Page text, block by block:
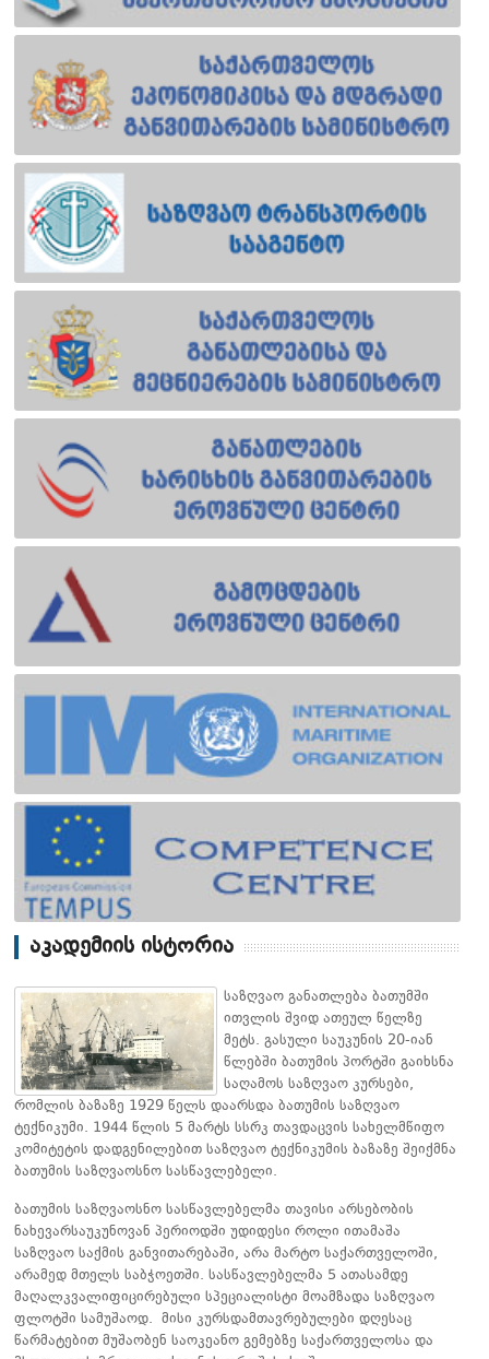
აკადემიის ისტორია
საზღვაო განათლება ბათუმში
ითვლის შვიდ ათეულ წელზე
მეტს. გასული საუკუნის 20-იან
წლებში ბათუმის პორტში გაიხსნა
საღამოს საზღვაო კურსები,
რომლის ბაზაზე 1929 წელს დაარსდა ბათუმის საზღვაო
ტექნიკუმი. 1944 წლის 5 მარტს სსრკ თავდაცვის სახელმწიფო
კომიტეტის დადგენილებით საზღვაო ტექნიკუმის ბაზაზე შეიქმნა
ბათუმის საზღვაოსნო სასწავლებელი.
ბათუმის საზღვაოსნო სასწავლებელმა თავისი არსებობის
ნახევარსაუკუნოვან პერიოდში უდიდესი როლი ითამაშა
საზღვაო საქმის განვითარებაში, არა მარტო საქართველოში,
არამედ მთელს საბჭოეთში. სასწავლებელმა 5 ათასამდე
მაღალკვალიფიცირებული სპეციალისტი მოამზადა საზღვაო
ფლოტში სამუშაოდ. მისი კურსდამთავრებულები დღესაც
წარმატებით მუშაობენ საოკეანო გემებზე საქართველოსა და